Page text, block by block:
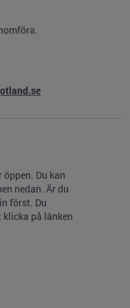
Du kan
nedan. Är du
först. Du
på länken